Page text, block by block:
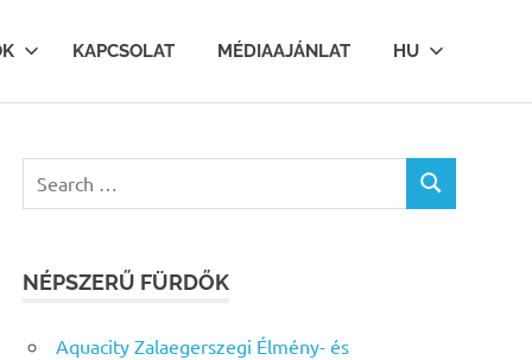
KAPCSOLAT MÉDIAAJÁNLAT HU
for:
SEARCH
NÉPSZERŰ FÜRDŐK
Aquacity Zalaegerszegi Élmény- és